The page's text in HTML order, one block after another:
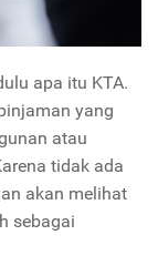
apa itu KTA.
yang
atau
tidak ada
akan melihat
sebagai